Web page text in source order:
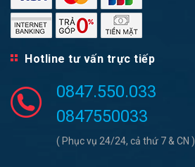
Hotline tư vấn trực tiếp
0847.550.033
0847550033
( Phục vụ 24/24, cả thứ 7 & CN )